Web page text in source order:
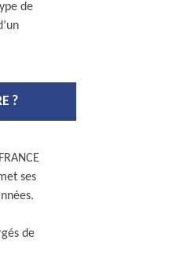
de
?
ses
de